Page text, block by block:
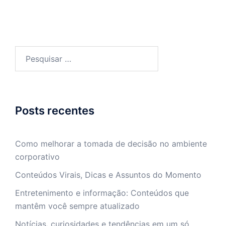
por:
Posts recentes
Como melhorar a tomada de decisão no ambiente
corporativo
Conteúdos Virais, Dicas e Assuntos do Momento
Entretenimento e informação: Conteúdos que
mantêm você sempre atualizado
Notícias, curiosidades e tendências em um só